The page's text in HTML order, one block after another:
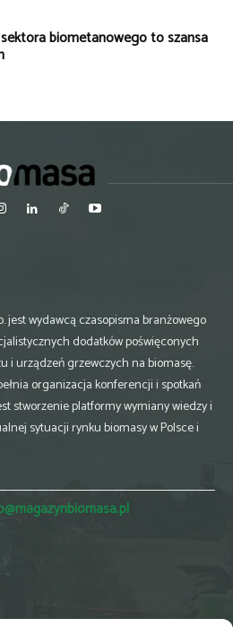
biometanowego to szansa
jest wydawcą czasopisma branżowego
dodatków poświęconych
i urządzeń grzewczych na biomasę.
organizacja konferencji i spotkań
stworzenie platformy wymiany wiedzy i
sytuacji rynku biomasy w Polsce i